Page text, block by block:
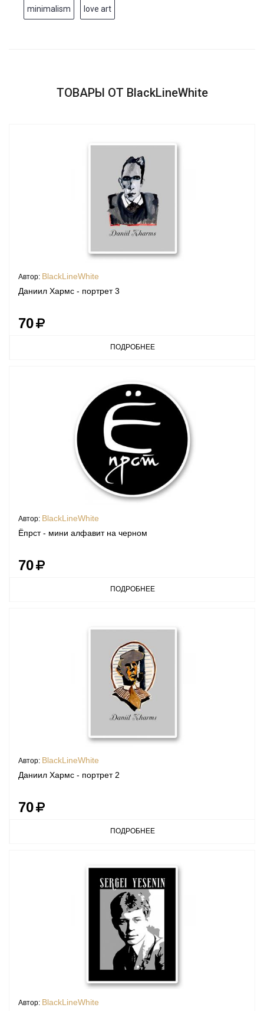
minimalism love art
ТОВАРЫ ОТ BlackLineWhite
Автор: BlackLineWhite
Даниил Хармс - портрет 3
70
ПОДРОБНЕЕ
Автор: BlackLineWhite
Ёпрст - мини алфавит на черном
70
ПОДРОБНЕЕ
Автор: BlackLineWhite
Даниил Хармс - портрет 2
70
ПОДРОБНЕЕ
Автор: BlackLineWhite